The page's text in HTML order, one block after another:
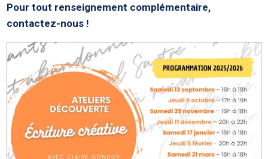
Pour tout renseignement complémentaire,
contactez-nous !